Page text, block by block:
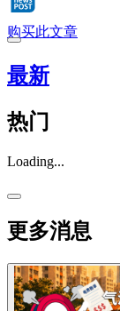
购买此文章
最新
热门
Loading...
更多消息